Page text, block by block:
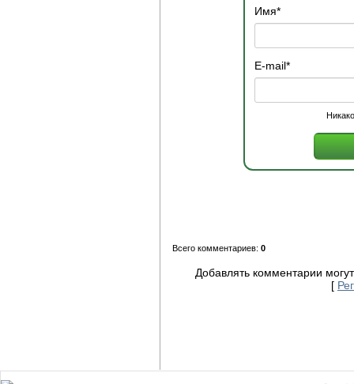
Имя*
E-mail*
Всего комментариев: 0
Добавлять комментарии
[